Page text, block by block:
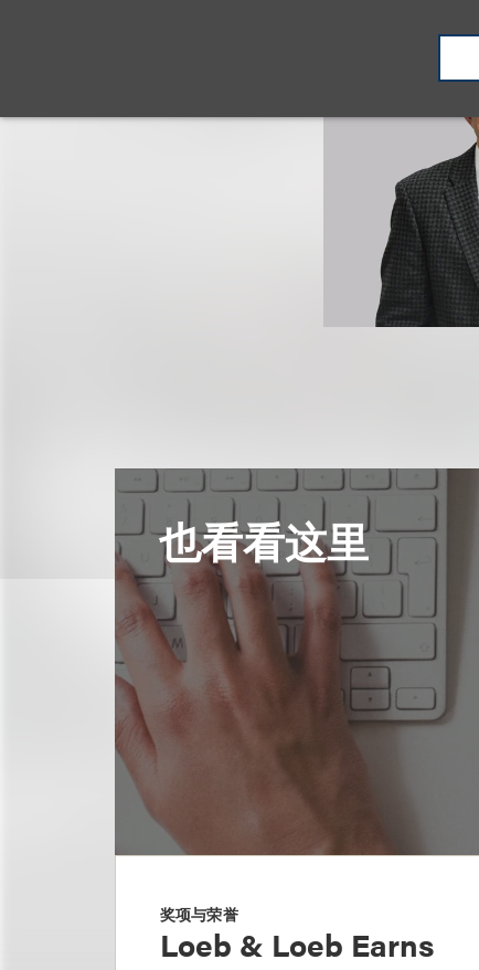
也看看这里
奖项与荣誉
Loeb & Loeb Earns